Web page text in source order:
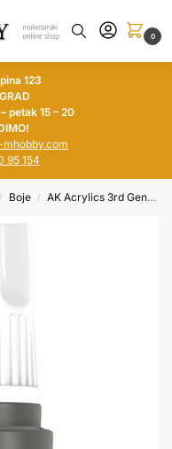
0
123
petak 15 – 20
95 154
/ Boje / AK Acrylics 3rd Generation